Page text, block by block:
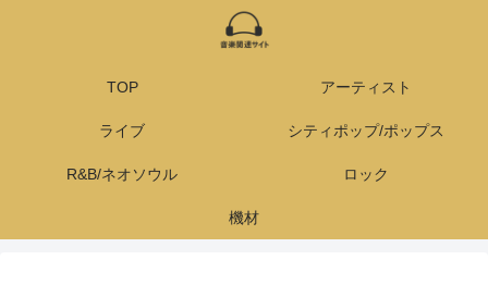
TOP アーティスト
ライブ シティポップ/ポップス
R&B/ネオソウル ロック
機材